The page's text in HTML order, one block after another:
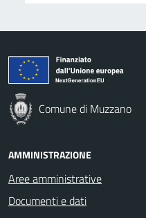
Comune di Muzzano
AMMINISTRAZIONE
Aree amministrative
Documenti e dati